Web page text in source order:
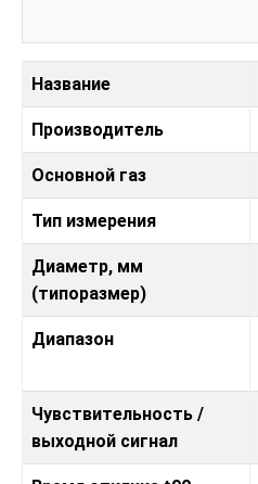
Название
Производитель
Основной газ
Тип измерения
Диаметр, мм
(типоразмер)
Диапазон
Чувствительность /
выходной сигнал